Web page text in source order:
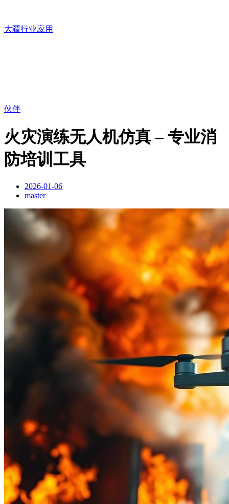
大疆行业应用
伙伴
火灾演练无人机仿真 – 专业消
防培训工具
2026-01-06
master